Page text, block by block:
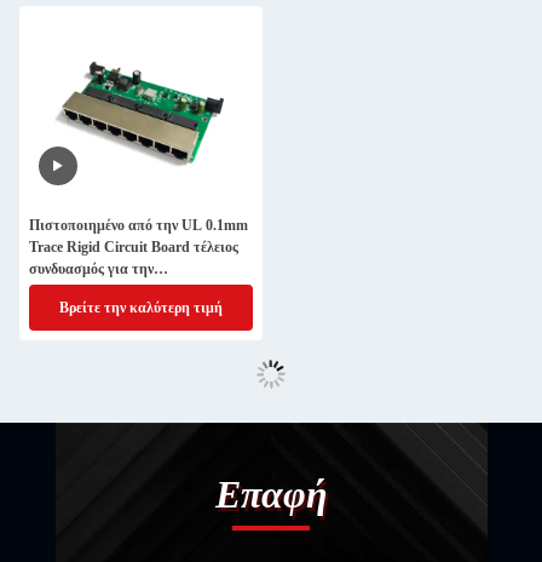
Πιστοποιημένο από την UL 0.1mm
Trace Rigid Circuit Board τέλειος
συνδυασμός για την
συναρμολόγηση λεπτών PCB
Βρείτε την καλύτερη τιμή
Επαφή